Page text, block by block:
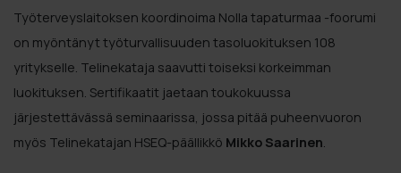
Työterveyslaitoksen koordinoima Nolla tapaturmaa -foorumi
on myöntänyt työturvallisuuden tasoluokituksen 108
yritykselle. Telinekataja saavutti toiseksi korkeimman
luokituksen. Sertifikaatit jaetaan toukokuussa
järjestettävässä seminaarissa, jossa pitää puheenvuoron
myös Telinekatajan HSEQ-päällikkö Mikko Saarinen.